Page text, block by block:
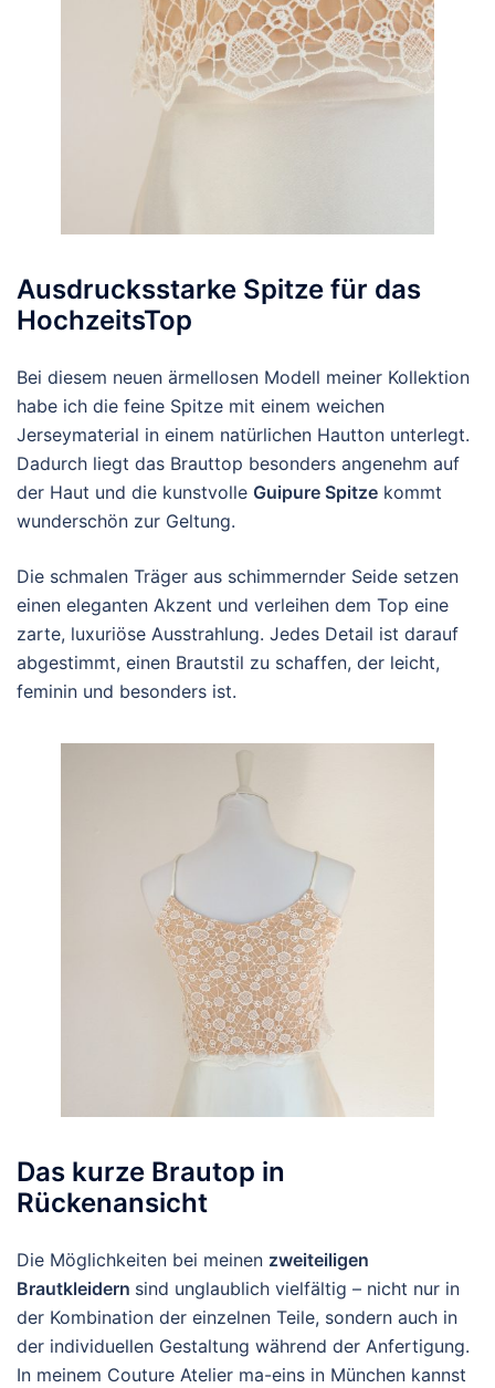
Ausdrucksstarke Spitze für das
HochzeitsTop
Bei diesem neuen ärmellosen Modell meiner Kollektion
habe ich die feine Spitze mit einem weichen
Jerseymaterial in einem natürlichen Hautton unterlegt.
Dadurch liegt das Brauttop besonders angenehm auf
der Haut und die kunstvolle Guipure Spitze kommt
wunderschön zur Geltung.
Die schmalen Träger aus schimmernder Seide setzen
einen eleganten Akzent und verleihen dem Top eine
zarte, luxuriöse Ausstrahlung. Jedes Detail ist darauf
abgestimmt, einen Brautstil zu schaffen, der leicht,
feminin und besonders ist.
Das kurze Brautop in
Rückenansicht
Die Möglichkeiten bei meinen zweiteiligen
Brautkleidern sind unglaublich vielfältig – nicht nur in
der Kombination der einzelnen Teile, sondern auch in
der individuellen Gestaltung während der Anfertigung.
In meinem Couture Atelier ma-eins in München kannst